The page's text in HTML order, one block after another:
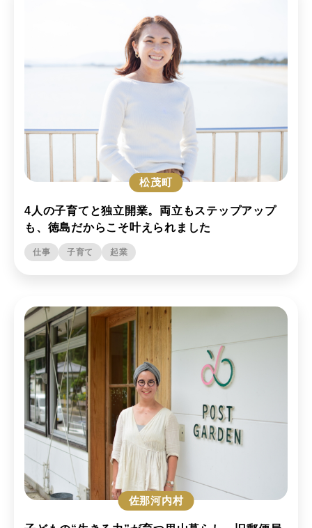
松茂町
4人の子育てと独立開業。両立もステップアップ
も、徳島だからこそ叶えられました
仕事 子育て 起業
佐那河内村